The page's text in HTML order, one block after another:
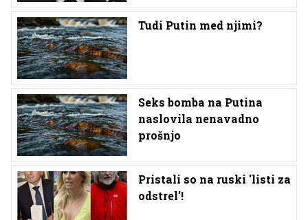
Tudi Putin med njimi?
Seks bomba na Putina
naslovila nenavadno
prošnjo
Pristali so na ruski 'listi za
odstrel'!